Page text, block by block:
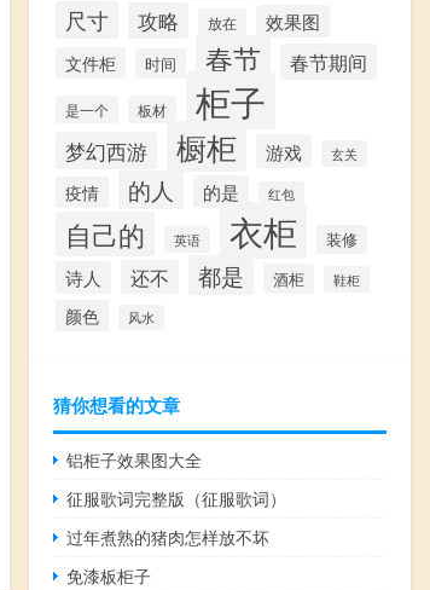
尺寸 攻略 放在 效果图
文件柜 时间 春节 春节期间
是一个 板材 柜子
梦幻西游 橱柜 游戏 玄关
疫情 的人 的是 红包
自己的 英语 衣柜 装修
诗人 还不 都是 酒柜 鞋柜
颜色 风水
猜你想看的文章
铝柜子效果图大全
征服歌词完整版（征服歌词）
过年煮熟的猪肉怎样放不坏
免漆板柜子